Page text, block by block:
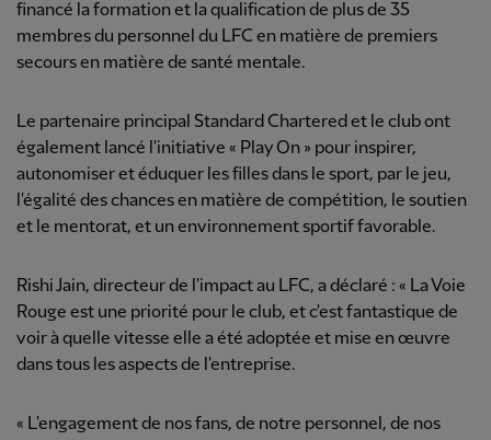
financé la formation et la qualification de plus de 35
membres du personnel du LFC en matière de premiers
secours en matière de santé mentale.
Le partenaire principal Standard Chartered et le club ont
également lancé l'initiative « Play On » pour inspirer,
autonomiser et éduquer les filles dans le sport, par le jeu,
l'égalité des chances en matière de compétition, le soutien
et le mentorat, et un environnement sportif favorable.
Rishi Jain, directeur de l'impact au LFC, a déclaré : « La Voie
Rouge est une priorité pour le club, et c'est fantastique de
voir à quelle vitesse elle a été adoptée et mise en œuvre
dans tous les aspects de l'entreprise.
« L'engagement de nos fans, de notre personnel, de nos